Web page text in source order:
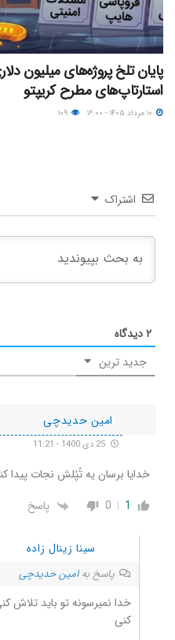
استارتاپ‌های مطرح کریپتو
اشتراک
۲دیدگاه
جدید ترین
امین حدیدچی
خدایا برسان یه تُپُلش نجات پیدا
1
0 پاسخ
سینا زینال زاده
پاسخ بهامین حدیدچی
خدا نمیرسونه تو باید تلاش
کنی